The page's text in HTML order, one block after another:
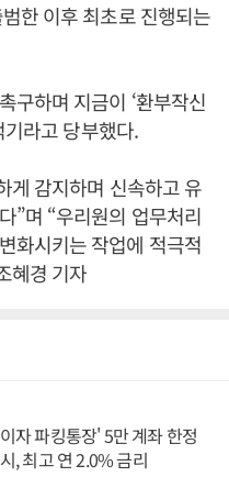
한 이후 최초로 진행되는
구하며 지금이 ‘환부작신
기라고 당부했다.
게 감지하며 신속하고 유
”며 “우리원의 업무처리
화시키는 작업에 적극적
혜경 기자
자 파킹통장' 5만 계좌 한정
, 최고 연 2.0% 금리